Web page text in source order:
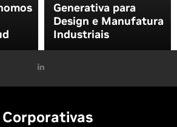
Generativa para
Design e Manufatura
Industriais